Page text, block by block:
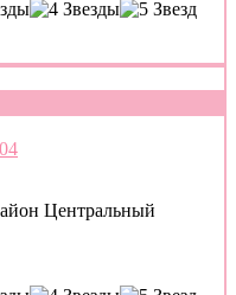
Центральный